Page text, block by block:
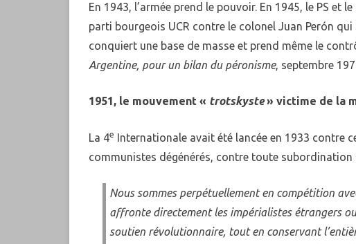
En 1943, l’armée prend le pouvoir. En 1945, le PS
parti bourgeois UCR contre le colonel Juan Perón
conquiert une base de masse et prend même le
Argentine, pour un bilan du péronisme, septembre
1951, le mouvement « trotskyste» victime de la
La 4e Internationale avait été lancée en 1933 contre
communistes dégénérés, contre toute
Nous sommes perpétuellement en compétition
affronte directement les impérialistes étrangers
soutien révolutionnaire, tout en conservant